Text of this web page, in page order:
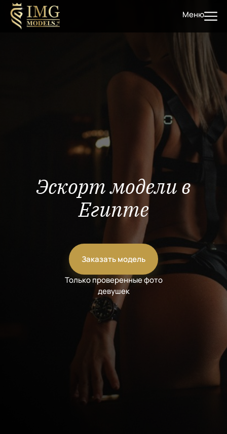
Меню
Эскорт модели в
Египте
Заказать модель
Только проверенные фото
девушек